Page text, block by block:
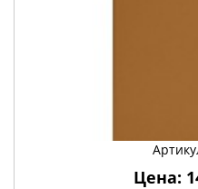
Цена: